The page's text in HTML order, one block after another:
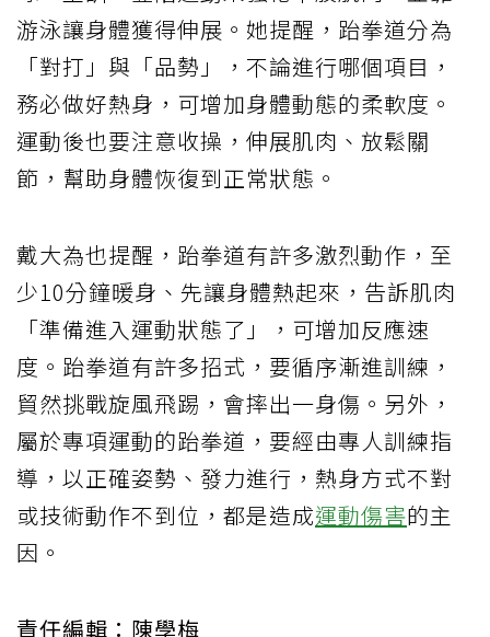
游泳讓身體獲得伸展。她提醒，跆拳道分為
「對打」與「品勢」，不論進行哪個項目，
務必做好熱身，可增加身體動態的柔軟度。
運動後也要注意收操，伸展肌肉、放鬆關
節，幫助身體恢復到正常狀態。
戴大為也提醒，跆拳道有許多激烈動作，至
少10分鐘暖身、先讓身體熱起來，告訴肌肉
「準備進入運動狀態了」，可增加反應速
度。跆拳道有許多招式，要循序漸進訓練，
貿然挑戰旋風飛踢，會摔出一身傷。另外，
屬於專項運動的跆拳道，要經由專人訓練指
導，以正確姿勢、發力進行，熱身方式不對
或技術動作不到位，都是造成運動傷害的主
因。
責任編輯：陳學梅